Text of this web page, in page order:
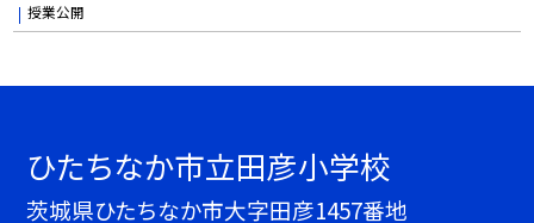
授業公開
ひたちなか市立田彦小学校
茨城県ひたちなか市大字田彦1457番地